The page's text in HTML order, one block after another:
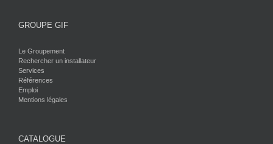
GROUPE GIF
Le Groupement
Rechercher un installateur
Services
Références
Emploi
Mentions légales
CATALOGUE